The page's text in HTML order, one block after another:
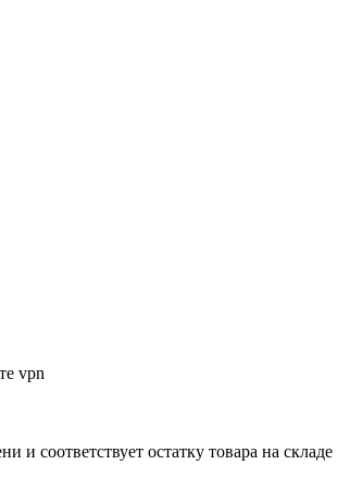
vpn
и соответствует остатку товара на складе